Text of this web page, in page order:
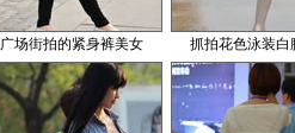
广场街拍的紧身裤美女 抓拍花色泳装白